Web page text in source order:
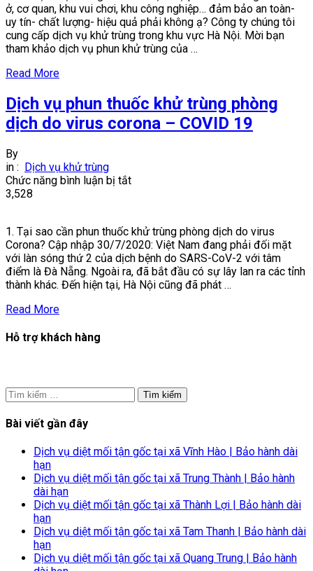
nhà
phòng
dịch
Corona
An
toàn-
uy
ở, cơ quan, khu vui chơi, khu công nghiệp… đảm bảo an toàn-
uy tín- chất lượng- hiệu quả phải không ạ? Công ty chúng tôi
cung cấp dịch vụ khử trùng trong khu vực Hà Nội. Mời bạn
tham khảo dịch vụ phun khử trùng của …
Read More
Dịch vụ phun thuốc khử trùng phòng
dịch do virus corona – COVID 19
By
in : Dịch vụ khử trùng
Chức năng bình luận bị tắtở
thuốc
khử
trùng
phòng
dịch
3,528
1. Tại sao cần phun thuốc khử trùng phòng dịch do virus
Corona? Cập nhập 30/7/2020: Việt Nam đang phải đối mặt
với làn sóng thứ 2 của dịch bệnh do SARS-CoV-2 với tâm
điểm là Đà Nẵng. Ngoài ra, đã bắt đầu có sự lây lan ra các tỉnh
thành khác. Đến hiện tại, Hà Nội cũng đã phát …
Read More
Hỗ trợ khách hàng
Tìm
kiếm
cho:
Bài viết gần đây
Dịch vụ diệt mối tận gốc tại xã Vĩnh Hào | Bảo hành dài
hạn
Dịch vụ diệt mối tận gốc tại xã Trung Thành | Bảo hành
dài hạn
Dịch vụ diệt mối tận gốc tại xã Thành Lợi | Bảo hành dài
hạn
Dịch vụ diệt mối tận gốc tại xã Tam Thanh | Bảo hành dài
hạn
Dịch vụ diệt mối tận gốc tại xã Quang Trung | Bảo hành